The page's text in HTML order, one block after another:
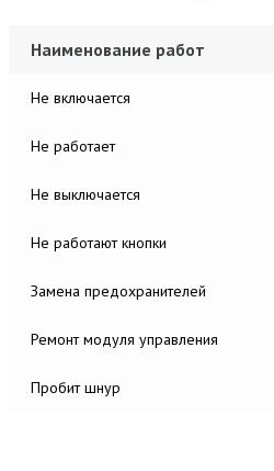
Наименование работ
Не включается
Не работает
Не выключается
Не работают кнопки
Замена предохранителей
Ремонт модуля управления
Пробит шнур